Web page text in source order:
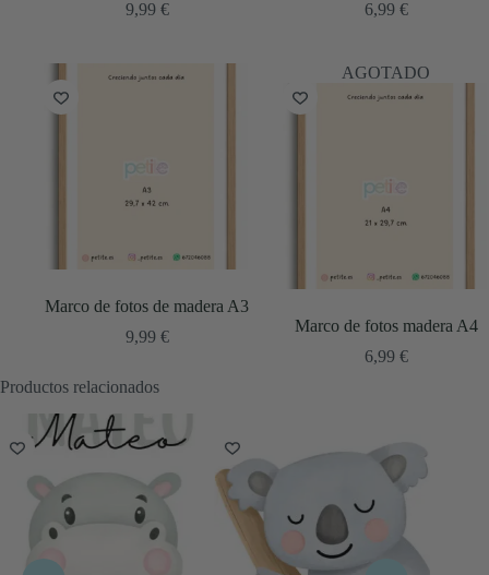
9,99 €
6,99 €
Marco de fotos de madera A3
9,99 €
AGOTADO
Marco de fotos madera A4
6,99 €
Productos relacionados